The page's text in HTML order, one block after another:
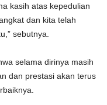
kasih atas kepedulian
dan kita telah
sebutnya.
selama dirinya masih
dan prestasi akan terus